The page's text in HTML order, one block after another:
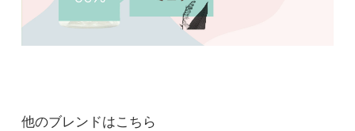
他のブレンドはこちら